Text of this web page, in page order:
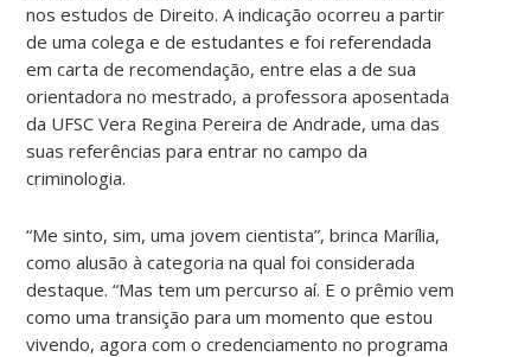
nos estudos de Direito. A indicação ocorreu a partir
de uma colega e de estudantes e foi referendada
em carta de recomendação, entre elas a de sua
orientadora no mestrado, a professora aposentada
da UFSC Vera Regina Pereira de Andrade, uma das
suas referências para entrar no campo da
criminologia.
“Me sinto, sim, uma jovem cientista”, brinca Marília,
como alusão à categoria na qual foi considerada
destaque. “Mas tem um percurso aí. E o prêmio vem
como uma transição para um momento que estou
vivendo, agora com o credenciamento no programa